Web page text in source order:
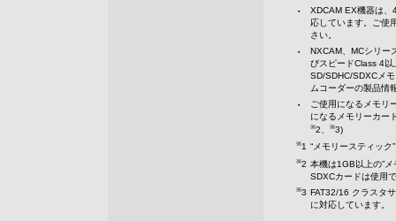
・
XDCAM EX機器は、
応しています。ご使
さい。
・
NXCAM、MCシリー
びスピードClass 4以
SD/SDHC/SDXCメ
ムコーダーの製品情
・
ご使用になるメモリ
になるメモリーカー
※2、 ※3)
※1 “メモリースティッ
※2 本機は1GB以上の”
SDXCカードは使用
※3 FAT32/16 クラスタ
に対応しています。